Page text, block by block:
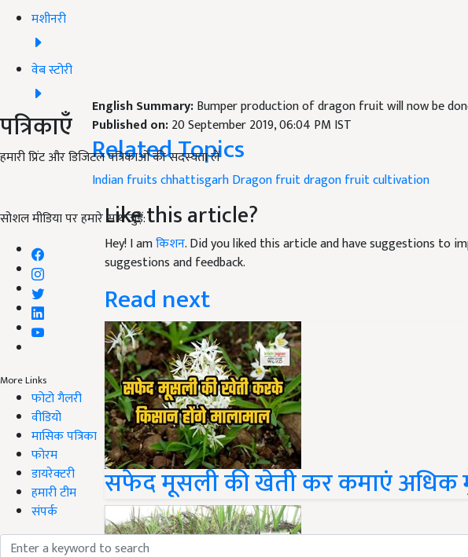
मशीनरी
वेब स्टोरी
पत्रिकाएँ
हमारी प्रिंट और डिजिटल पत्रिकाओं की सदस्यता लें
सोशल मीडिया पर हमारे साथ जुड़ें:
More Links
फोटो गैलरी
वीडियो
मासिक पत्रिका
फोरम
डायरेक्टरी
हमारी टीम
संपर्क
English Summary:Bumper production of dragon fruit will now be
Published on:20 September 2019, 06:04 PM IST
Related Topics
Indian fruitschhattisgarhDragon fruitdragon fruit cultivation
Like this article?
Hey! I amकिशन. Did you liked this article and have suggestions to
suggestions and feedback.
Read next
सफेद मूसली की खेती कर कमाएं अधिक